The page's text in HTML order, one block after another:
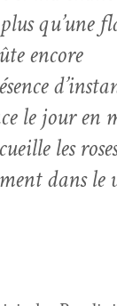
plus qu’une
encore
le jour en
les
dans le